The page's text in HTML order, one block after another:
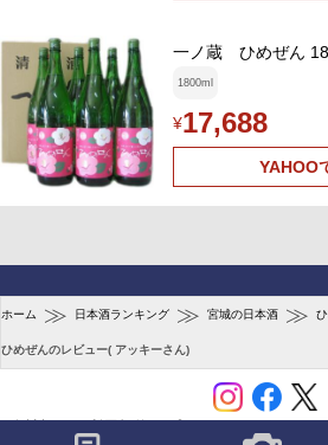
一ノ蔵 ひめぜん
1800ml
¥17,688
YAHOO
ホーム ≫ 日本酒ランキング ≫ 宮城の日本酒 ≫
ひめぜんのレビュー( アッキーさん)